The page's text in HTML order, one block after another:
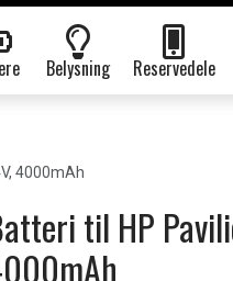
Belysning Reservedele
4000mAh
til HP